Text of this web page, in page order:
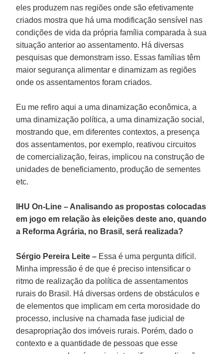
eles produzem nas regiões onde são efetivamente
criados mostra que há uma modificação sensível nas
condições de vida da própria família comparada à sua
situação anterior ao assentamento. Há diversas
pesquisas que demonstram isso. Essas famílias têm
maior segurança alimentar e dinamizam as regiões
onde os assentamentos foram criados.
Eu me refiro aqui a uma dinamização econômica, a
uma dinamização política, a uma dinamização social,
mostrando que, em diferentes contextos, a presença
dos assentamentos, por exemplo, reativou circuitos
de comercialização, feiras, implicou na construção de
unidades de beneficiamento, produção de sementes
etc.
IHU On-Line – Analisando as propostas colocadas
em jogo em relação às eleições deste ano, quando
a Reforma Agrária, no Brasil, será realizada?
Sérgio Pereira Leite – Essa é uma pergunta difícil.
Minha impressão é de que é preciso intensificar o
ritmo de realização da política de assentamentos
rurais do Brasil. Há diversas ordens de obstáculos e
de elementos que implicam em certa morosidade do
processo, inclusive na chamada fase judicial de
desapropriação dos imóveis rurais. Porém, dado o
contexto e a quantidade de pessoas que esse